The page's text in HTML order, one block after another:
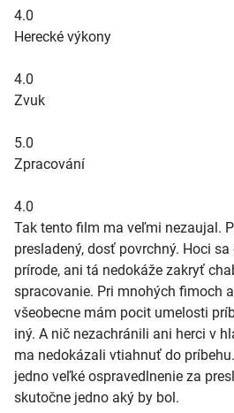
4.0
Herecké výkony
4.0
Zvuk
5.0
Zpracování
4.0
Tak tento film ma veľmi nezaujal.
presladený, dosť povrchný. Hoci
prírode, ani tá nedokáže zakryť
spracovanie. Pri mnohých fimoch
všeobecne mám pocit umelosti
iný. A nič nezachránili ani herci v
ma nedokázali vtiahnuť do
jedno veľké ospravedlnenie za
skutočne jedno aký by bol.